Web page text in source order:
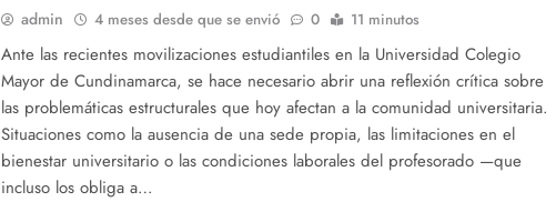
admin 4 meses desde que se envió 0 11 minutos
Ante las recientes movilizaciones estudiantiles en la Universidad Colegio
Mayor de Cundinamarca, se hace necesario abrir una reflexión crítica sobre
las problemáticas estructurales que hoy afectan a la comunidad universitaria.
Situaciones como la ausencia de una sede propia, las limitaciones en el
bienestar universitario o las condiciones laborales del profesorado —que
incluso los obliga a…